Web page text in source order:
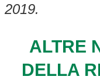
2019.
ALTRE
DELLA